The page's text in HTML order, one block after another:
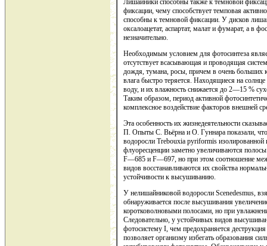
Лишайники способны также к темновой
фиксации, чему способствует темповая
способны к темновой фиксации. У дисков
оксалоацетат, аспартат, малат и фумарат, а в
незначительно.
Необходимым условием для фотосинтеза
отсутствует всасывающая и проводящая
дождя, тумана, росы, причем в очень больших
влага быстро теряется. Находящиеся на
воду, и их влажность снижается до 2—15 %
Таким образом, период активной
комплексное воздействие факторов внешней
Эта особенность их жизнедеятельности
П. Опыты С. Вьёрна и О. Гуннара показали,
водоросли Trebouxia pyriformis изолированной
флуоресценции заметно увеличиваются
F—685 и F—697, но при этом соотношение
видов восстанавливаются их свойства
устойчивости к высушиванию.
У нелишайниковой водоросли Scenedesmus,
обнаруживается после высушивания
коротковолновыми полосами, но при
Следовательно, у устойчивых видов
фотосистему I, чем предохраняется
позволяет организму избегать образования